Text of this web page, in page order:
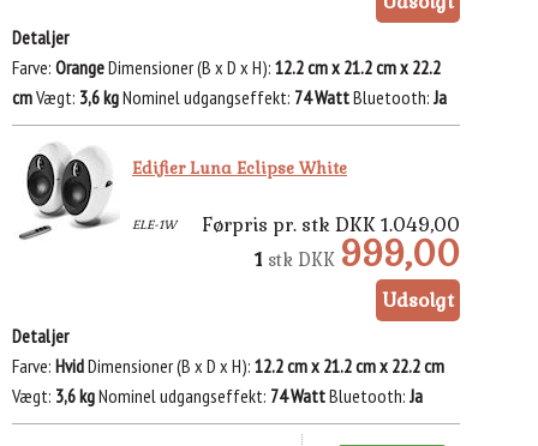
Detaljer
Farve OrangeDimensioner (B x D x H) 12.2 cm x 21.2 cm x 22.2
cmVægt 3,6 kgNominel udgangseffekt 74 WattBluetooth Ja
Edifier Luna Eclipse White
Førpris pr. stk DKK 1.049,00
1 stk DKK 999,00
ELE-1W
Detaljer
Farve HvidDimensioner (B x D x H) 12.2 cm x 21.2 cm x 22.2 cm
Vægt 3,6 kgNominel udgangseffekt 74 WattBluetooth Ja